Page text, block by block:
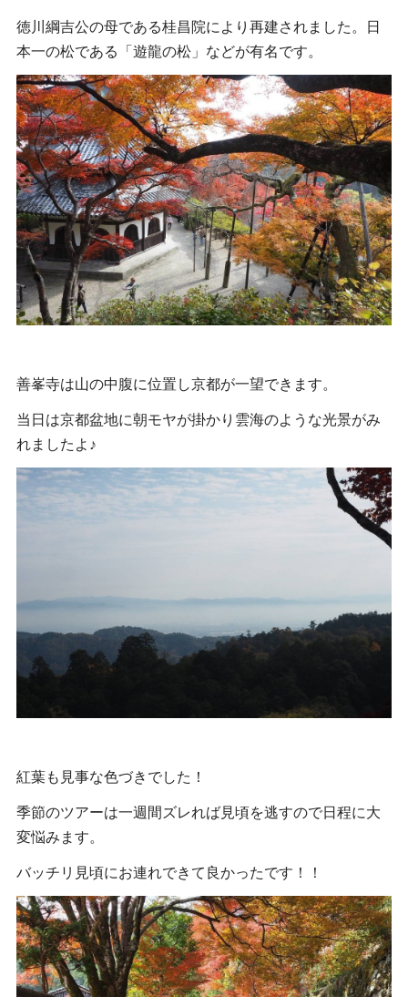
徳川綱吉公の母である桂昌院により再建されました。日
本一の松である「遊龍の松」などが有名です。
善峯寺は山の中腹に位置し京都が一望できます。
当日は京都盆地に朝モヤが掛かり雲海のような光景がみ
れましたよ♪
紅葉も見事な色づきでした！
季節のツアーは一週間ズレれば見頃を逃すので日程に大
変悩みます。
バッチリ見頃にお連れできて良かったです！！